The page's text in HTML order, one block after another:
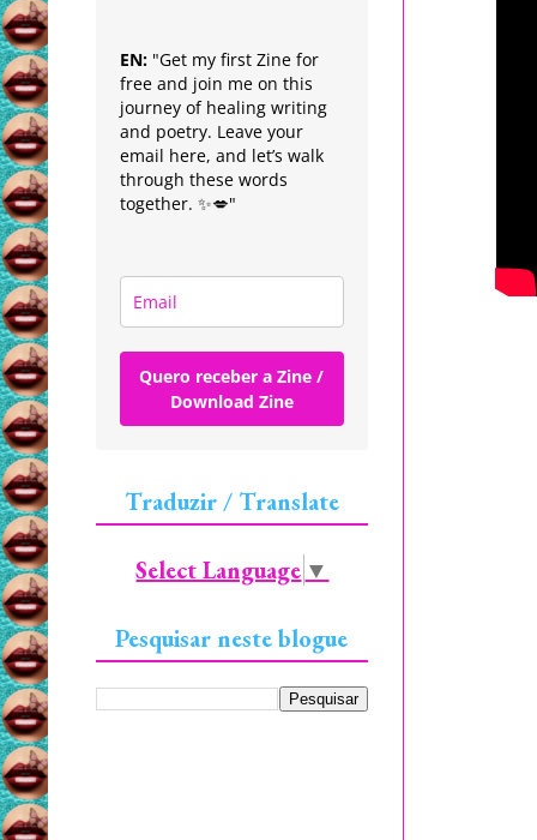
EN: "Get my first Zine for
free and join me on this
journey of healing writing
and poetry. Leave your
email here, and let’s walk
through these words
together. ✨💋"
Quero receber a Zine /
Download Zine
Traduzir / Translate
Select Language ▼
Pesquisar neste blogue